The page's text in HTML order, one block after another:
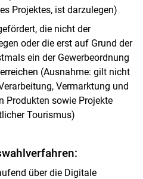
Projektes, ist darzulegen)
die nicht der
oder die erst auf Grund der
ein der Gewerbeordnung
(Ausnahme: gilt nicht
Vermarktung und
Produkten sowie Projekte
Tourismus)
über die Digitale